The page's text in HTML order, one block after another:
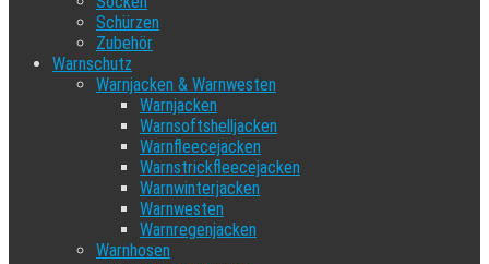
Schürzen
Zubehör
Warnschutz
Warnjacken & Warnwesten
Warnjacken
Warnsoftshelljacken
Warnfleecejacken
Warnstrickfleecejacken
Warnwinterjacken
Warnwesten
Warnregenjacken
Warnhosen